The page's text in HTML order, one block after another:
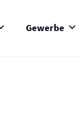
Gewerbe